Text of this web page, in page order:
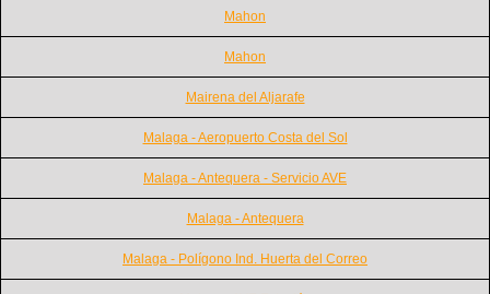
Mahon
Mahon
Mairena del Aljarafe
Malaga - Aeropuerto Costa del Sol
Malaga - Antequera - Servicio AVE
Malaga - Antequera
Malaga - Polígono Ind. Huerta del Correo